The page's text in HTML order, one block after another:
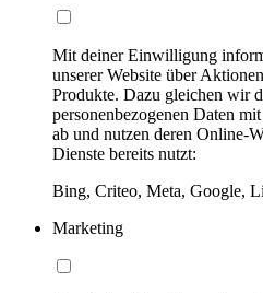
Mit deiner Einwilligung
unserer Website über
Produkte. Dazu gleichen wir
personenbezogenen Daten
ab und nutzen deren Online-
Dienste bereits nutzt:
Bing, Criteo, Meta, Google,
Marketing